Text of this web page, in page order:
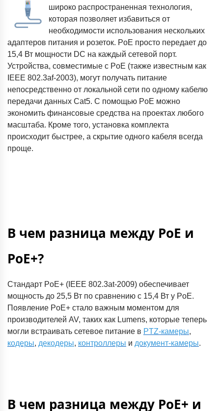
широко распространенная технология,
которая позволяет избавиться от
необходимости использования нескольких
адаптеров питания и розеток. PoE просто передает до
15,4 Вт мощности DC на каждый сетевой порт.
Устройства, совместимые с PoE (также известным как
IEEE 802.3af-2003), могут получать питание
непосредственно от локальной сети по одному кабелю
передачи данных Cat5. С помощью PoE можно
экономить финансовые средства на проектах любого
масштаба. Кроме того, установка комплекта
происходит быстрее, а скрытие одного кабеля всегда
проще.
В чем разница между PoE и
PoE+?
Стандарт PoE+ (IEEE 802.3at-2009) обеспечивает
мощность до 25,5 Вт по сравнению с 15,4 Вт у PoE.
Появление PoE+ стало важным моментом для
производителей AV, таких как Lumens, которые теперь
могли встраивать сетевое питание в PTZ-камеры,
кодеры, декодеры, контроллеры и документ-камеры.
В чем разница между PoE+ и